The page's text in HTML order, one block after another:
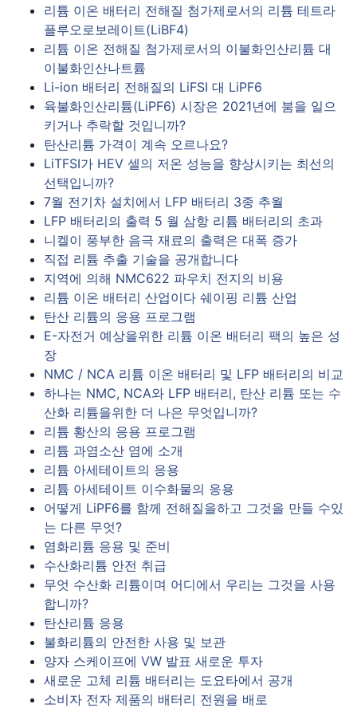
리튬 이온 배터리 전해질 첨가제로서의 리튬 테트라
플루오로보레이트(LiBF4)
리튬 이온 전해질 첨가제로서의 이불화인산리튬 대
이불화인산나트륨
Li-ion 배터리 전해질의 LiFSI 대 LiPF6
육불화인산리튬(LiPF6) 시장은 2021년에 붐을 일으
키거나 추락할 것입니까?
탄산리튬 가격이 계속 오르나요?
LiTFSI가 HEV 셀의 저온 성능을 향상시키는 최선의
선택입니까?
7월 전기차 설치에서 LFP 배터리 3종 추월
LFP 배터리의 출력 5 월 삼항 리튬 배터리의 초과
니켈이 풍부한 음극 재료의 출력은 대폭 증가
직접 리튬 추출 기술을 공개합니다
지역에 의해 NMC622 파우치 전지의 비용
리튬 이온 배터리 산업이다 쉐이핑 리튬 산업
탄산 리튬의 응용 프로그램
E-자전거 예상을위한 리튬 이온 배터리 팩의 높은 성
장
NMC / NCA 리튬 이온 배터리 및 LFP 배터리의 비교
하나는 NMC, NCA와 LFP 배터리, 탄산 리튬 또는 수
산화 리튬을위한 더 나은 무엇입니까?
리튬 황산의 응용 프로그램
리튬 과염소산 염에 소개
리튬 아세테이트의 응용
리튬 아세테이트 이수화물의 응용
어떻게 LiPF6를 함께 전해질을하고 그것을 만들 수있
는 다른 무엇?
염화리튬 응용 및 준비
수산화리튬 안전 취급
무엇 수산화 리튬이며 어디에서 우리는 그것을 사용
합니까?
탄산리튬 응용
불화리튬의 안전한 사용 및 보관
양자 스케이프에 VW 발표 새로운 투자
새로운 고체 리튬 배터리는 도요타에서 공개
소비자 전자 제품의 배터리 전원을 배로